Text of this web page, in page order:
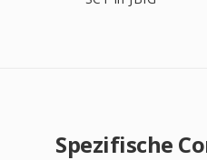
Spezifische